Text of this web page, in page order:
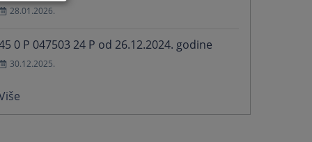
28.01.2026.
0 P 047503 24 P od 26.12.2024. godine
30.12.2025.